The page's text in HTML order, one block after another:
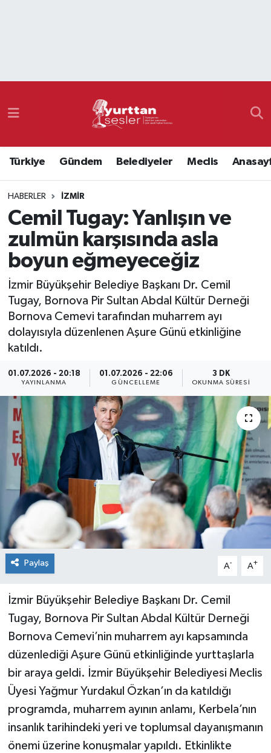
Türkiye Gündem Belediyeler Meclis
HABERLER İZMIR
Cemil Tugay: Yanlışın ve
zulmün karşısında asla
boyun eğmeyeceğiz
İzmir Büyükşehir Belediye Başkanı Dr. Cemil
Tugay, Bornova Pir Sultan Abdal Kültür Derneği
Bornova Cemevi tarafından muharrem ayı
dolayısıyla düzenlenen Aşure Günü etkinliğine
katıldı.
01.07.2026 - 20:18
YAYINLANMA
01.07.2026 - 22:06
GÜNCELLEME
3 DK
OKUNMA SÜRESI
Paylaş A- A+
İzmir Büyükşehir Belediye Başkanı Dr. Cemil
Tugay, Bornova Pir Sultan Abdal Kültür Derneği
Bornova Cemevi’nin muharrem ayı kapsamında
düzenlediği Aşure Günü etkinliğinde yurttaşlarla
bir araya geldi. İzmir Büyükşehir Belediyesi Meclis
Üyesi Yağmur Yurdakul Özkan’ın da katıldığı
programda, muharrem ayının anlamı, Kerbela’nın
insanlık tarihindeki yeri ve toplumsal dayanışmanın
önemi üzerine konuşmalar yapıldı. Etkinlikte
Namaz Vakitleri
Süper Lig Puan Durumu ve Fikstür
Tüm Manşetler
Son Dakika Haberleri
Haber Arşivi